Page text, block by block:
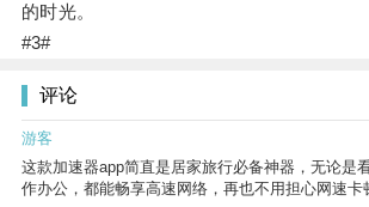
的时光。
#3#
评论
游客
这款加速器app简直是居家旅行必备神器，无论是
作办公，都能畅享高速网络，再也不用担心网速卡